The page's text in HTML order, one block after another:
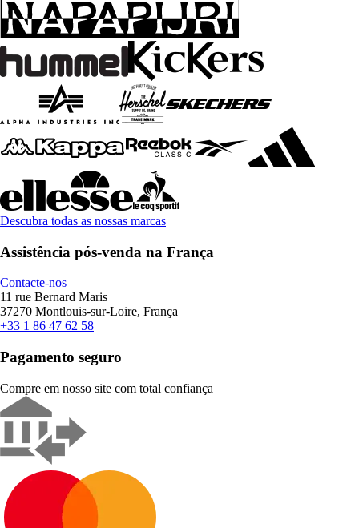
Descubra todas as nossas marcas
Assistência pós-venda na França
Contacte-nos
11 rue Bernard Maris
37270 Montlouis-sur-Loire, França
+33 1 86 47 62 58
Pagamento seguro
Compre em nosso site com total confiança